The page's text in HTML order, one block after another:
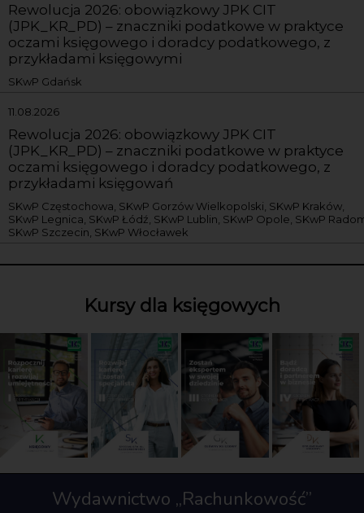
Rewolucja 2026: obowiązkowy JPK CIT
(JPK_KR_PD) – znaczniki podatkowe w praktyce
oczami księgowego i doradcy podatkowego, z
przykładami księgowymi
SKwP Gdańsk
11.08.2026
Rewolucja 2026: obowiązkowy JPK CIT
(JPK_KR_PD) – znaczniki podatkowe w praktyce
oczami księgowego i doradcy podatkowego, z
przykładami księgowań
SKwP Częstochowa, SKwP Gorzów Wielkopolski, SKwP Kraków,
SKwP Legnica, SKwP Łódź, SKwP Lublin, SKwP Opole, SKwP
SKwP Szczecin, SKwP Włocławek
Kursy dla księgowych
Wydawnictwo „Rachunkowość”